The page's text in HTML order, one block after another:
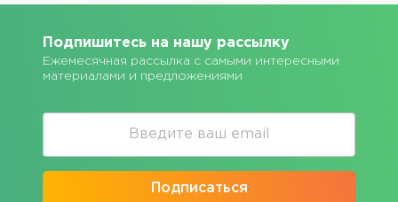
Подпишитесь на нашу рассылку
Ежемесячная рассылка с самыми интересными
материалами и предложениями
Подписаться